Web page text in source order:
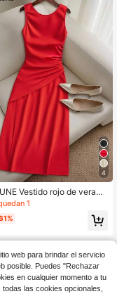
4
Vestido rojo de verano
en la cintura, cruzado,
alta y espalda descubi
de vacaciones, viaje s
verano para la universid
1
web para brindar el servicio
posible. Puedes "Rechazar
en cualquier momento a tu
las cookies opcionales,